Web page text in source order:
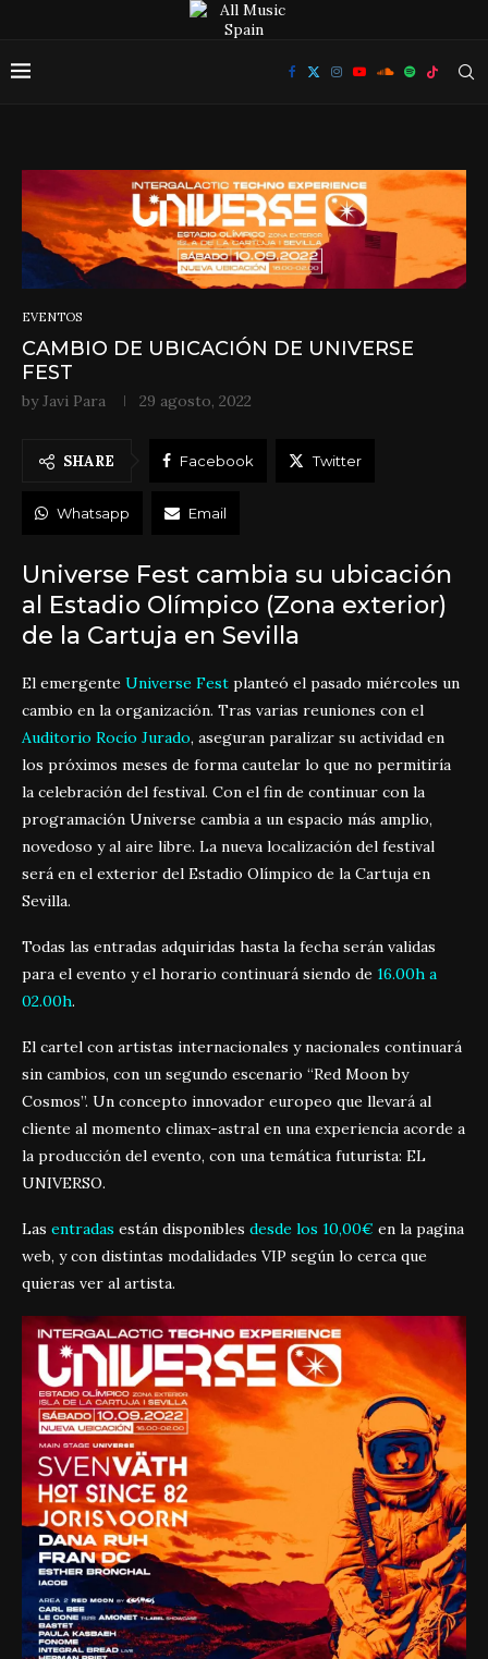
EVENTOS
CAMBIO DE UBICACIÓN DE UNIVERSE
FEST
byJavi Para 29 agosto, 2022
SHARE Facebook Twitter
Whatsapp Email
Universe Fest cambia su ubicación
al Estadio Olímpico (Zona exterior)
de la Cartuja en Sevilla
El emergente Universe Fest planteó el pasado miércoles un
cambio en la organización. Tras varias reuniones con el
Auditorio Rocío Jurado, aseguran paralizar su actividad en
los próximos meses de forma cautelar lo que no permitiría
la celebración del festival. Con el fin de continuar con la
programación Universe cambia a un espacio más amplio,
novedoso y al aire libre. La nueva localización del festival
será en el exterior del Estadio Olímpico de la Cartuja en
Sevilla.
Todas las entradas adquiridas hasta la fecha serán validas
para el evento y el horario continuará siendo de 16.00h a
02.00h.
El cartel con artistas internacionales y nacionales continuará
sin cambios, con un segundo escenario “Red Moon by
Cosmos”. Un concepto innovador europeo que llevará al
cliente al momento climax-astral en una experiencia acorde a
la producción del evento, con una temática futurista: EL
UNIVERSO.
Las entradas están disponibles desde los 10,00€ en la pagina
web, y con distintas modalidades VIP según lo cerca que
quieras ver al artista.